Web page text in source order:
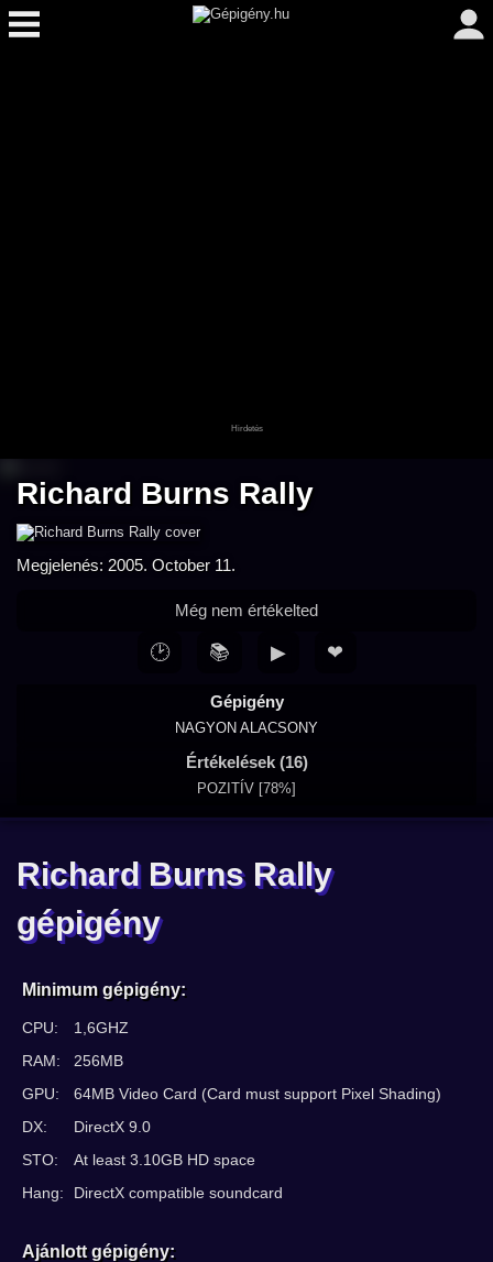
Richard Burns Rally
Megjelenés: 2005. October 11.
Gépigény
NAGYON ALACSONY
Értékelések (16)
POZITÍV [78%]
Még nem értékelted
🕑 📚 ▶ ❤
Richard Burns Rally
gépigény
Minimum gépigény:
CPU:
1,6GHZ
RAM:
256MB
GPU:
64MB Video Card (Card must support Pixel Shading)
DX:
DirectX 9.0
STO:
At least 3.10GB HD space
Hang:
DirectX compatible soundcard
Ajánlott gépigény: